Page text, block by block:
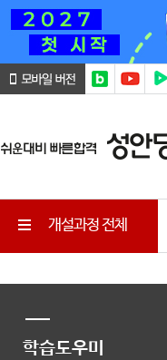
개설과정 전체
학습도우미